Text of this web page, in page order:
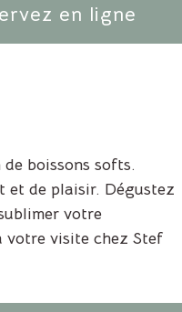
en ligne
boissons softs.
et de plaisir. Dégustez
votre
votre visite chez Stef